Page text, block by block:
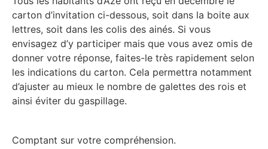
carton d’invitation ci-dessous, soit dans la boite aux
lettres, soit dans les colis des ainés. Si vous
envisagez d’y participer mais que vous avez omis de
donner votre réponse, faites-le très rapidement selon
les indications du carton. Cela permettra notamment
d’ajuster au mieux le nombre de galettes des rois et
ainsi éviter du gaspillage.
Comptant sur votre compréhension.